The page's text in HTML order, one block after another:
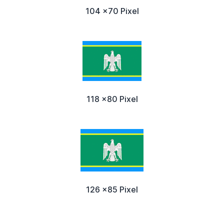
104 x70 Pixel
118 x80 Pixel
126 x85 Pixel